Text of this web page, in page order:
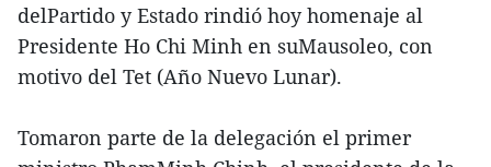
delPartido y Estado rindió hoy homenaje al
Presidente Ho Chi Minh en suMausoleo, con
motivo del Tet (Año Nuevo Lunar).
Tomaron parte de la delegación el primer